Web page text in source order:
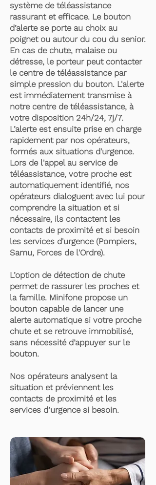
système de téléassistance
rassurant et efficace. Le bouton
d’alerte se porte au choix au
poignet ou autour du cou du senior.
En cas de chute, malaise ou
détresse, le porteur peut contacter
le centre de téléassistance par
simple pression du bouton. L'alerte
est immédiatement transmise à
notre centre de téléassistance, à
votre disposition 24h/24, 7j/7.
L’alerte est ensuite prise en charge
rapidement par nos opérateurs,
formés aux situations d'urgence.
Lors de l'appel au service de
téléassistance, votre proche est
automatiquement identifié, nos
opérateurs dialoguent avec lui pour
comprendre la situation et si
nécessaire, ils contactent les
contacts de proximité et si besoin
les services d'urgence (Pompiers,
Samu, Forces de l'Ordre).
L’option de détection de chute
permet de rassurer les proches et
la famille. Minifone propose un
bouton capable de lancer une
alerte automatique si votre proche
chute et se retrouve immobilisé,
sans nécessité d’appuyer sur le
bouton.
Nos opérateurs analysent la
situation et préviennent les
contacts de proximité et les
services d’urgence si besoin.